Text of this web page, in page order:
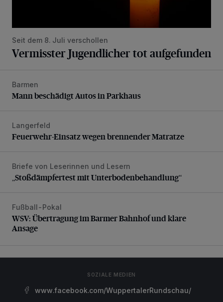
Seit dem 8. Juli verschollen
Vermisster Jugendlicher tot aufgefunden
Mann beschädigt Autos in Parkhaus
Barmen
Mann beschädigt Autos in Parkhaus
Feuerwehr-Einsatz wegen brennender Matratze
Langerfeld
Feuerwehr-Einsatz wegen brennender Matratze
„Stoßdämpfertest mit Unterbodenbehandlung“
Briefe von Leserinnen und Lesern
„Stoßdämpfertest mit Unterbodenbehandlung“
WSV: Übertragung im Barmer Bahnhof und klare Ansage
Fußball-Pokal
WSV: Übertragung im Barmer Bahnhof und klare
Ansage
SOZIALE MEDIEN
www.facebook.com/WuppertalerRundschau/